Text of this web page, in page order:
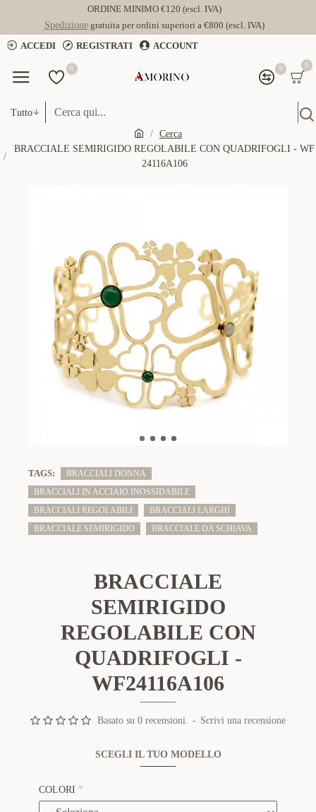
ORDINE MINIMO €120 (escl. IVA)
Spedizionegratuita per ordini superiori a €800 (escl. IVA)
ACCEDI
REGISTRATI ACCOUNT
0 0 0
Tutto
Cerca
BRACCIALE SEMIRIGIDO REGOLABILE CON QUADRIFOGLI - WF
24116A106
TAGS:
BRACCIALI DONNA
BRACCIALI IN ACCIAIO INOSSIDABILE
BRACCIALI REGOLABILI
BRACCIALI LARGHI
BRACCIALE SEMIRIGIDO
BRACCIALE DA SCHIAVA
BRACCIALE
SEMIRIGIDO
REGOLABILE CON
QUADRIFOGLI -
WF24116A106
Basato su 0 recensioni. - Scrivi una recensione
SCEGLI IL TUO MODELLO
COLORI